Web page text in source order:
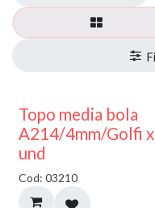
40% DESCUENTO
Topo media bola
A214/4mm/Golfi x
und
Cod: 03210